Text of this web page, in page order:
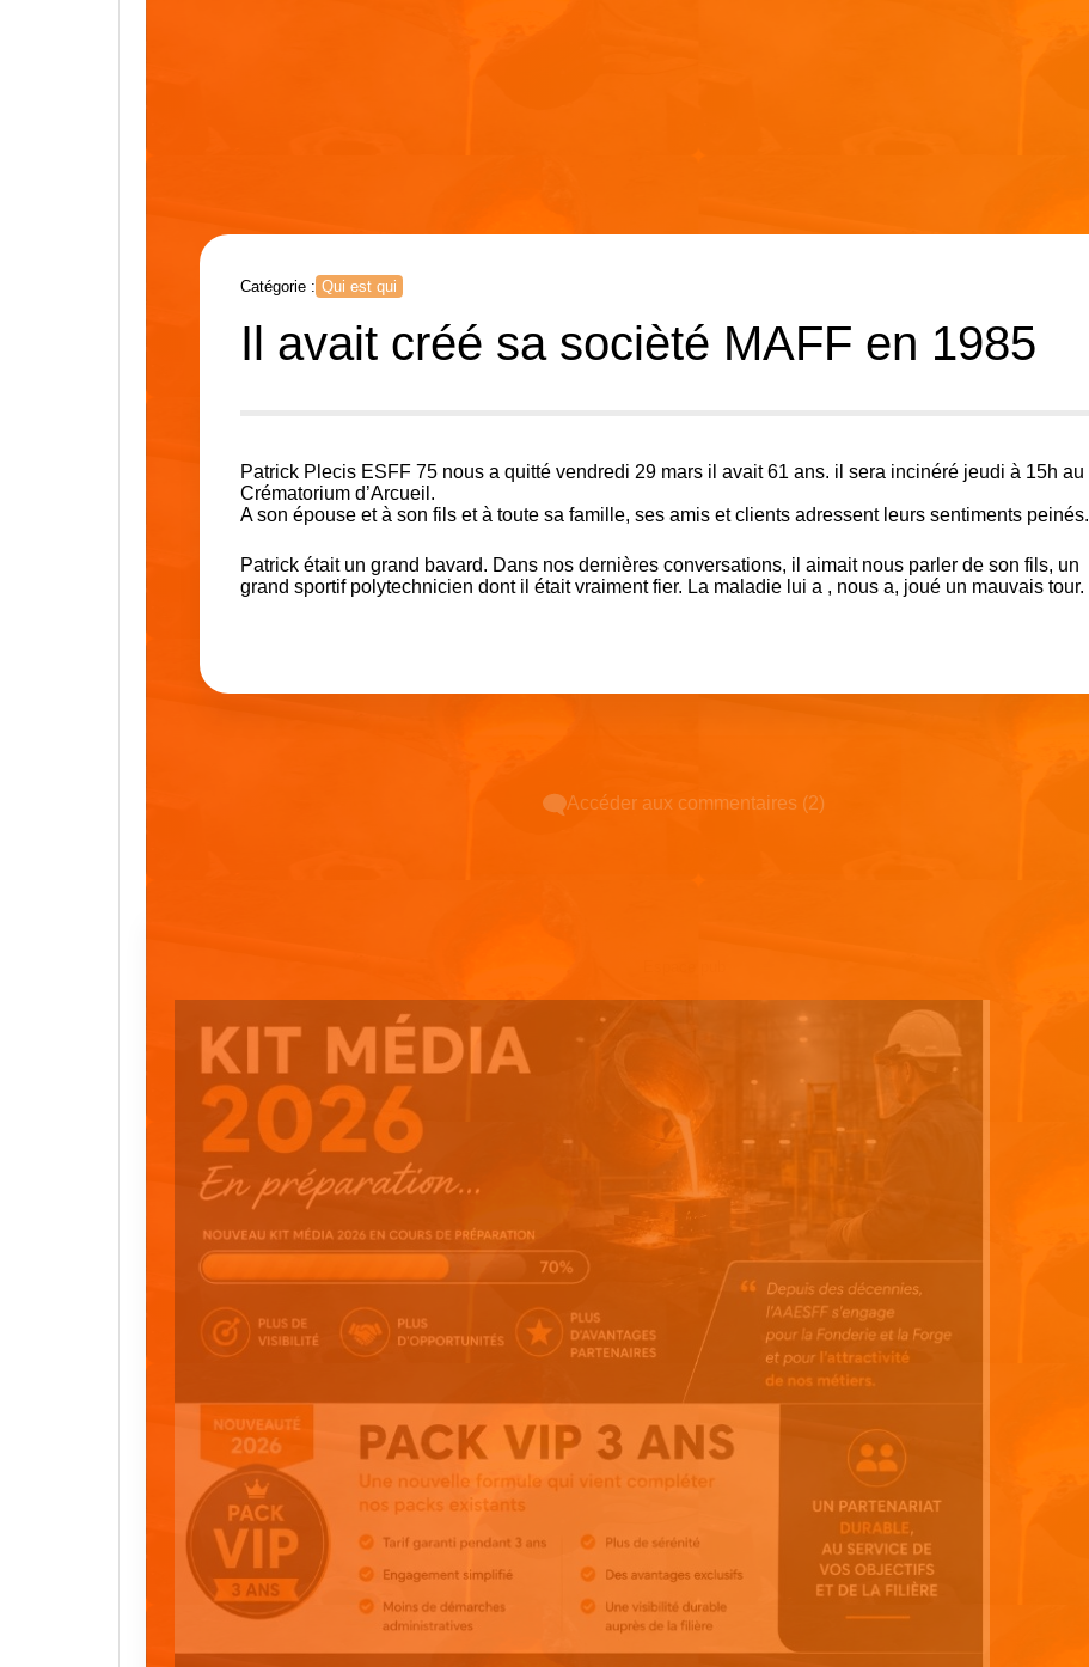
Catégorie : Qui est qui
Il avait créé sa socièté MAFF en 1985
Patrick Plecis ESFF 75 nous a quitté vendredi 29 mars il avait 61 ans. il sera incinéré jeudi à 15h au
Crématorium d’Arcueil.
A son épouse et à son fils et à toute sa famille, ses amis et clients adressent leurs sentiments peinés.
Patrick était un grand bavard. Dans nos dernières conversations, il aimait nous parler de son fils, un
grand sportif polytechnicien dont il était vraiment fier. La maladie lui a , nous a, joué un mauvais tour.
Accéder aux commentaires (2)